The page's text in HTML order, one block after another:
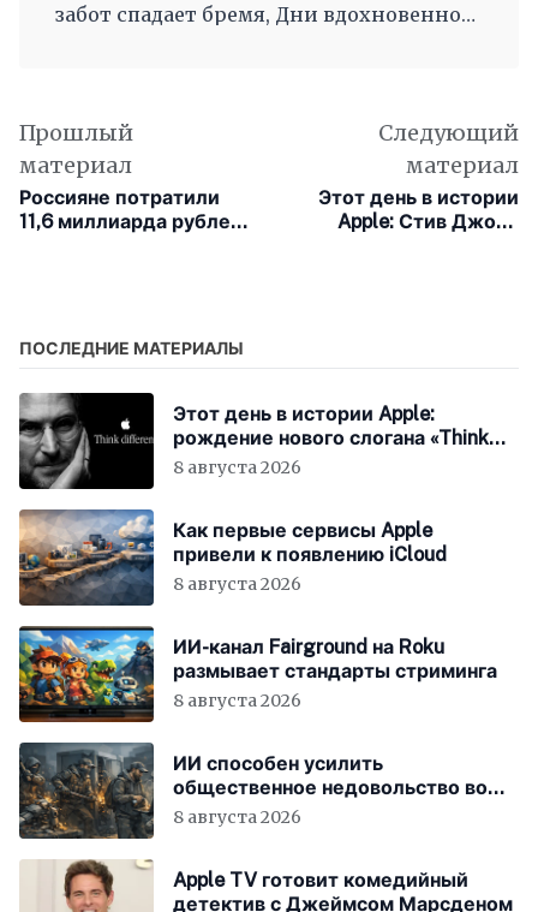
забот спадает бремя, Дни вдохновенного
Прошлый
материал
Россияне потратили
11,6 миллиарда рублей
Следующий
материал
Этот день в истории
Apple: Стив Джобс
ПОСЛЕДНИЕ МАТЕРИАЛЫ
Этот день в истории Apple:
рождение нового слогана «Think
Different»
8 августа 2026
Как первые сервисы Apple
привели к появлению iCloud
8 августа 2026
ИИ-канал Fairground на Roku
размывает стандарты стриминга
8 августа 2026
ИИ способен усилить
общественное недовольство во
всём мире
8 августа 2026
Apple TV готовит комедийный
детектив с Джеймсом Марсденом